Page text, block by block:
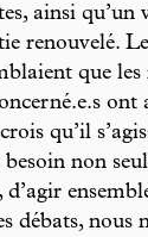
ainsi qu’un
renouvelé.
que
ont
qu’il
besoin non
débats, nous